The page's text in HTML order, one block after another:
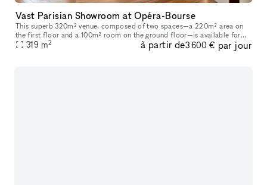
Vast Parisian Showroom at Opéra-Bourse
This superb 320m² venue, composed of two spaces—a 220m² area on
the first floor and a 100m² room on the ground floor—is available for
short-term rental to host your Showrooms, Pop-Up Stores, Temporar
319 m2 à partir de3 600 € par jour